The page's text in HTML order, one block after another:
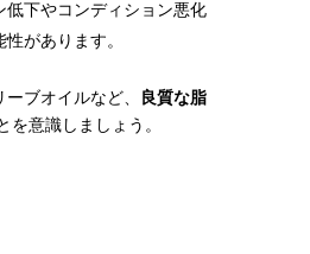
低下やコンディション悪化
があります。
ブオイルなど、
良質な脂
を意識しましょう。